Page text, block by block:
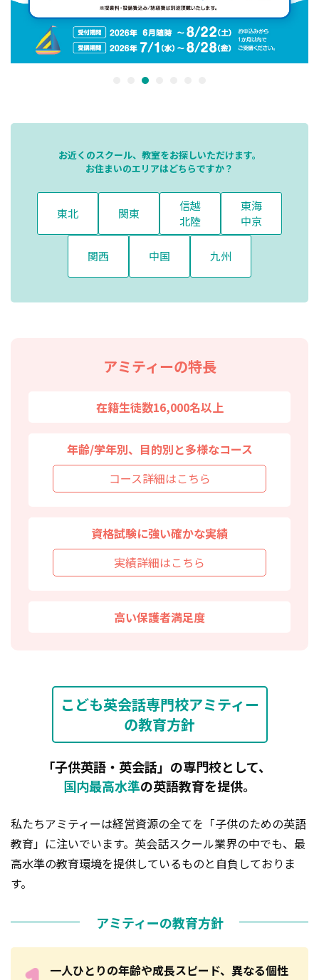
お近くのスクール、教室をお探しいただけます。
お住まいのエリアはどちらですか？
東北 関東
信越
北陸
東海
中京
関西 中国 九州
アミティーの特長
在籍生徒数16,000名以上
年齢/学年別、目的別と多様なコース
コース詳細はこちら
資格試験に強い確かな実績
実績詳細はこちら
高い保護者満足度
こども英会話専門校アミティー
の教育方針
｢子供英語・英会話」の専門校として、
国内最高水準の英語教育を提供。
私たちアミティーは経営資源の全てを「子供のための英語
教育」に注いでいます。 英会話スクール業界の中でも、最
高水準の教育環境を提供しているものと自負しておりま
す。
アミティーの教育方針
一人ひとりの年齢や成長スピード、異なる個性